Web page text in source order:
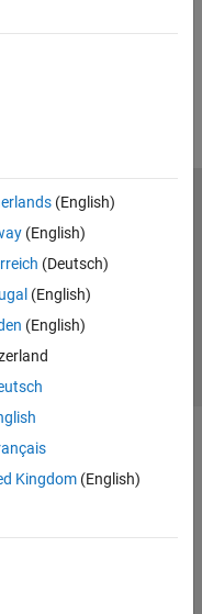
(English)
(English)
(Deutsch)
(English)
(English)
Kingdom(English)
Richtlinien
Anwendungen
Website auswählen
Deutschland